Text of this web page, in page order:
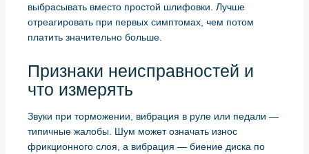
выбрасывать вместо простой шлифовки. Лучше
отреагировать при первых симптомах, чем потом
платить значительно больше.
Признаки неисправностей и
что измерять
Звуки при торможении, вибрация в руле или педали —
типичные жалобы. Шум может означать износ
фрикционного слоя, а вибрация — биение диска по